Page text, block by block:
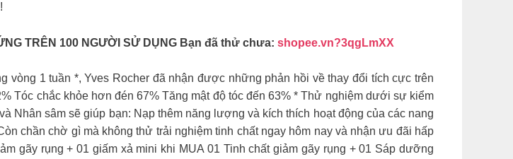
TRÊN 100 NGƯỜI SỬ DỤNG Bạn đã thử chưa: shopee.vn?3qgLmXX
1 tuần *, Yves Rocher đã nhận được những phản hồi về thay đổi tích cực trên
Tóc chắc khỏe hơn đén 67% Tăng mật độ tóc đến 63% * Thử nghiệm dưới sự kiểm
Nhân sâm sẽ giúp bạn: Nạp thêm năng lượng và kích thích hoạt động của các nang
chần chờ gì mà không thử trải nghiệm tinh chất ngay hôm nay và nhận ưu đãi hấp
gãy rụng + 01 giấm xả mini khi MUA 01 Tinh chất giảm gãy rụng + 01 Sáp dưỡng